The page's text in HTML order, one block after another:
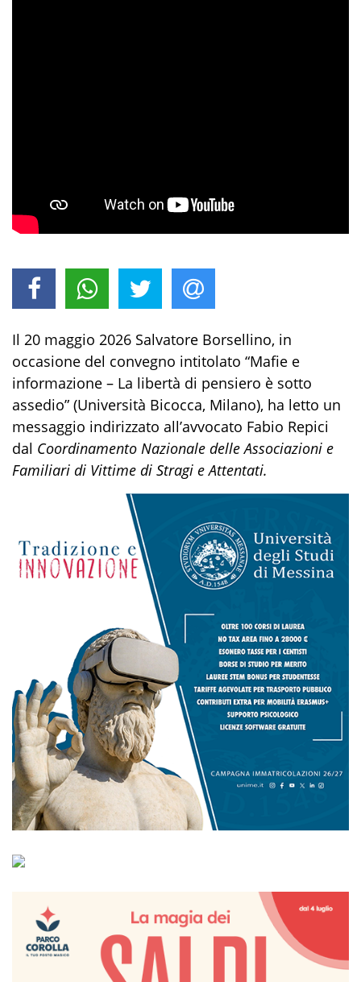
Il 20 maggio 2026 Salvatore Borsellino, in
occasione del convegno intitolato “Mafie e
informazione – La libertà di pensiero è sotto
assedio” (Università Bicocca, Milano), ha letto un
messaggio indirizzato all’avvocato Fabio Repici
dal Coordinamento Nazionale delle Associazioni e
Familiari di Vittime di Stragi e Attentati.